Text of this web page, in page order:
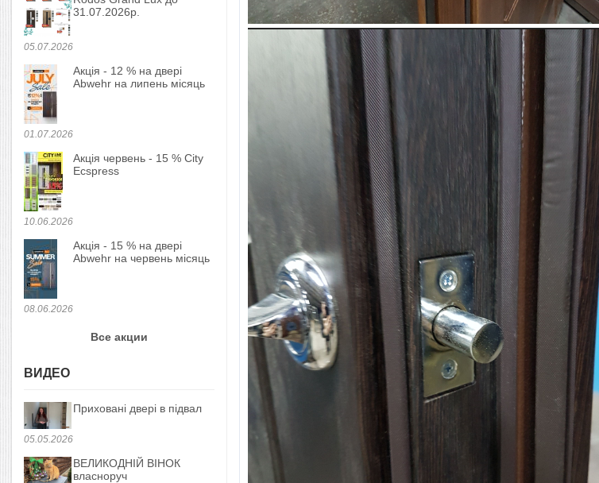
05.07.2026
31.07.2026р.
01.07.2026
Акція - 12 % на двері
Abwehr на липень місяць
10.06.2026
Акція червень - 15 % City
Ecspress
08.06.2026
Акція - 15 % на двері
Abwehr на червень місяць
Все акции
ВИДЕО
05.05.2026
Приховані двері в підвал
ВЕЛИКОДНІЙ ВІНОК
власноруч